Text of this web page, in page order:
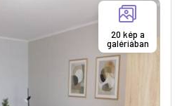
20 kép a
galériában